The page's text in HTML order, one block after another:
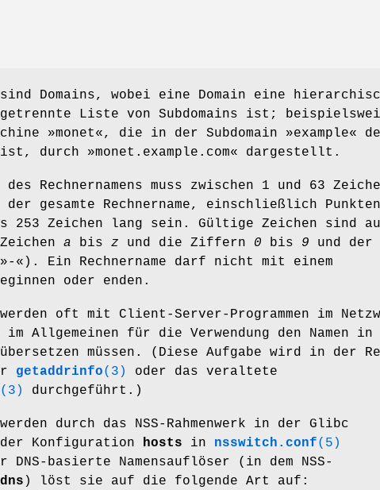
sind Domains, wobei eine Domain eine
Liste von Subdomains ist;
»monet«, die in der Subdomain »example«
ist, durch »monet.example.com« dargestellt.
des Rechnernamens muss zwischen 1 und 63
gesamte Rechnername, einschließlich
253 Zeichen lang sein. Gültige Zeichen sind
a bis z und die Ziffern 0 bis 9 und der
«). Ein Rechnername darf nicht mit einem
oder enden.
werden oft mit Client-Server-Programmen im
Allgemeinen für die Verwendung den Namen in
müssen. (Diese Aufgabe wird in der
getaddrinfo(3)
oder das veraltete
(3) durchgeführt.)
werden durch das NSS-Rahmenwerk in der Glibc
der Konfiguration hosts in nsswitch.conf(5)
basierte Namensauflöser (in dem NSS-
dns ) löst sie auf die folgende Art auf: